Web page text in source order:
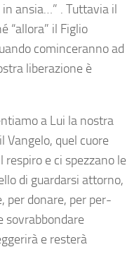
ansia…” . Tuttavia il
“allora” il Figlio
cominceranno ad
liberazione è
a Lui la nostra
Vangelo, quel cuore
e ci spezzano le
di guardarsi attorno,
per donare, per per-
sovrabbondare
e resterà